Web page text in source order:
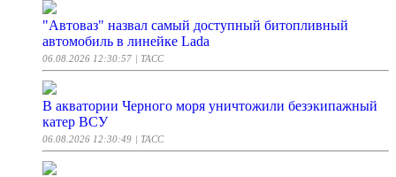
"Автоваз" назвал самый доступный битопливный
автомобиль в линейке Lada
06.08.2026 12:30:57 | ТАСС
В акватории Черного моря уничтожили безэкипажный
катер ВСУ
06.08.2026 12:30:49 | ТАСС